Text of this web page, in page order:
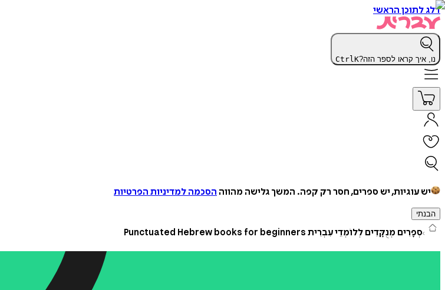
דלג לתוכן הראשי
נו, איך קראו לספר הזה? CtrlK
יש עוגיות, יש ספרים, חסר רק קפה. המשך גלישה מהווה הסכמה למדיניות הפרטיות
הבנתי
סְפָרִים מְנֻקָּדִים לְלוֹמְדֵי עִבְרִית Punctuated Hebrew books for beginners